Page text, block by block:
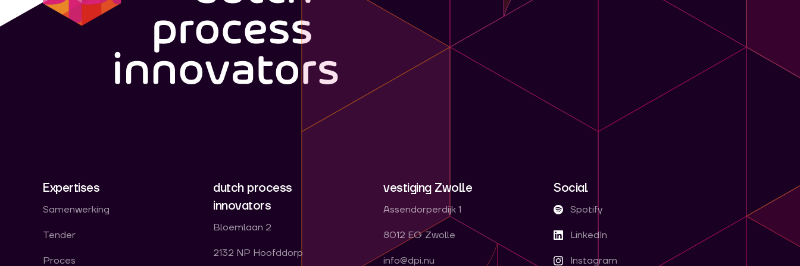
Expertises
Samenwerking
Tender
Proces
dutch process
innovators
Bloemlaan 2
2132 NP Hoofddorp
vestiging Zwolle
Assendorperdijk 1
8012 EG Zwolle
info@dpi.nu
Social
Spotify
LinkedIn
Instagram